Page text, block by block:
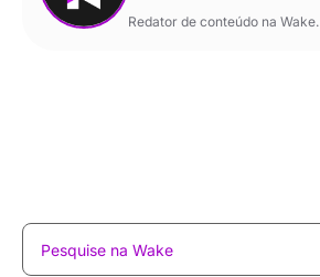
Redator de conteúdo na Wake.